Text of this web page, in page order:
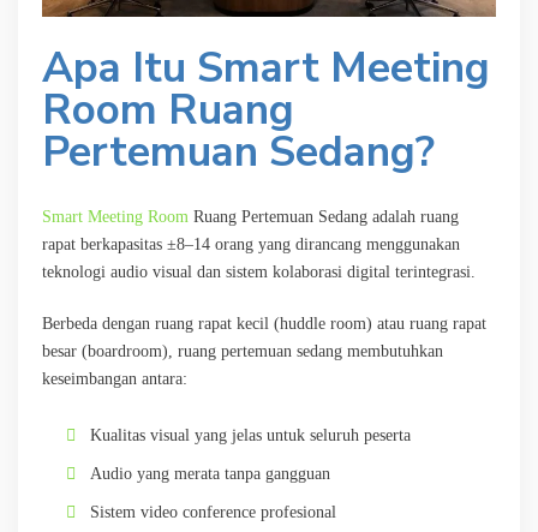
Apa Itu Smart Meeting
Room Ruang
Pertemuan Sedang?
Smart Meeting Room Ruang Pertemuan Sedang adalah ruang
rapat berkapasitas ±8–14 orang yang dirancang menggunakan
teknologi audio visual dan sistem kolaborasi digital terintegrasi.
Berbeda dengan ruang rapat kecil (huddle room) atau ruang rapat
besar (boardroom), ruang pertemuan sedang membutuhkan
keseimbangan antara:
Kualitas visual yang jelas untuk seluruh peserta
Audio yang merata tanpa gangguan
Sistem video conference profesional